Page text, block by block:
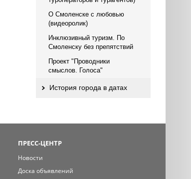
О Смоленске с любовью
(видеоролик)
Инклюзивный туризм. По
Смоленску без препятствий
Проект "Проводники
смыслов. Голоса"
История города в датах
ПРЕСС-ЦЕНТР
Новости
Доска объявлений